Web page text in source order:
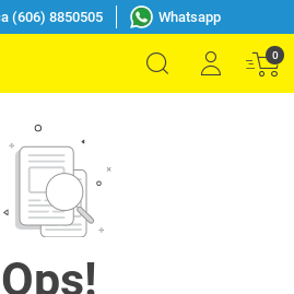
(606) 8850505 Whatsapp
0